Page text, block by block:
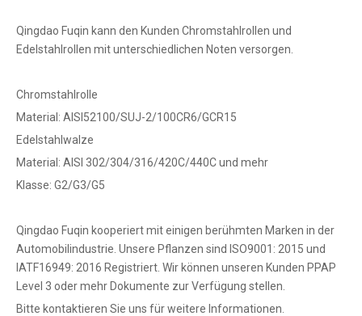
Qingdao Fuqin kann den Kunden Chromstahlrollen und
Edelstahlrollen mit unterschiedlichen Noten versorgen.
Chromstahlrolle
Material: AISI52100/SUJ-2/100CR6/GCR15
Edelstahlwalze
Material: AISI 302/304/316/420C/440C und mehr
Klasse: G2/G3/G5
Qingdao Fuqin kooperiert mit einigen berühmten Marken in der
Automobilindustrie. Unsere Pflanzen sind ISO9001: 2015 und
IATF16949: 2016 Registriert. Wir können unseren Kunden PPAP
Level 3 oder mehr Dokumente zur Verfügung stellen.
Bitte kontaktieren Sie uns für weitere Informationen.